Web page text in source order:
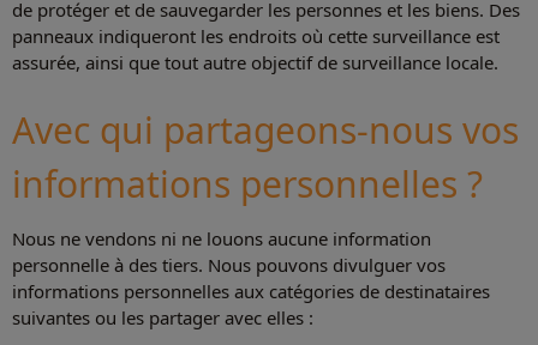
de protéger et de sauvegarder les personnes et les biens. Des
panneaux indiqueront les endroits où cette surveillance est
assurée, ainsi que tout autre objectif de surveillance locale.
Avec qui partageons-nous vos
informations personnelles ?
Nous ne vendons ni ne louons aucune information
personnelle à des tiers. Nous pouvons divulguer vos
informations personnelles aux catégories de destinataires
suivantes ou les partager avec elles :